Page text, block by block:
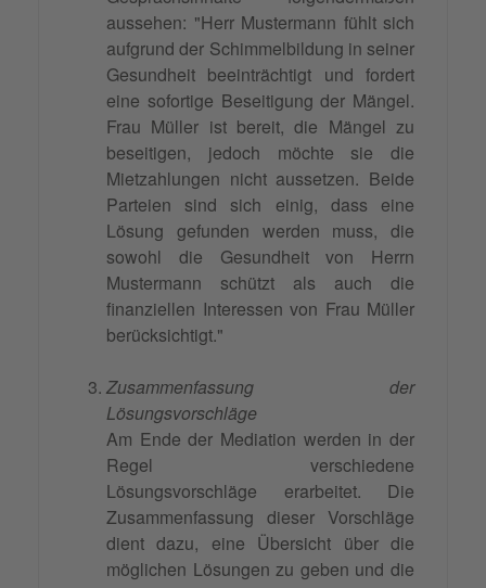
aussehen: "Herr Mustermann fühlt sich
aufgrund der Schimmelbildung in seiner
Gesundheit beeinträchtigt und fordert
eine sofortige Beseitigung der Mängel.
Frau Müller ist bereit, die Mängel zu
beseitigen, jedoch möchte sie die
Mietzahlungen nicht aussetzen. Beide
Parteien sind sich einig, dass eine
Lösung gefunden werden muss, die
sowohl die Gesundheit von Herrn
Mustermann schützt als auch die
finanziellen Interessen von Frau Müller
berücksichtigt."
Zusammenfassung der
Lösungsvorschläge
Am Ende der Mediation werden in der
Regel verschiedene
Lösungsvorschläge erarbeitet. Die
Zusammenfassung dieser Vorschläge
dient dazu, eine Übersicht über die
möglichen Lösungen zu geben und die